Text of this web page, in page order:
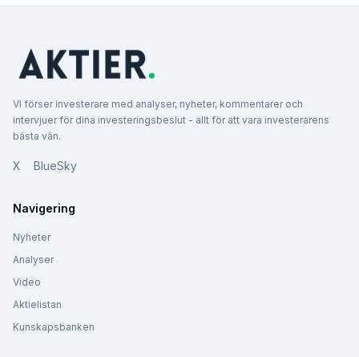
Vi förser investerare med analyser, nyheter, kommentarer och
intervjuer för dina investeringsbeslut - allt för att vara investerarens
bästa vän.
X BlueSky
Navigering
Nyheter
Analyser
Video
Aktielistan
Kunskapsbanken